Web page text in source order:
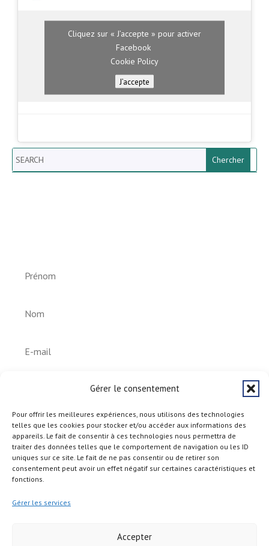
Gérer le consentement
Pour offrir les meilleures expériences, nous utilisons des technologies
telles que les cookies pour stocker et/ou accéder aux informations des
appareils. Le fait de consentir à ces technologies nous permettra de
traiter des données telles que le comportement de navigation ou les ID
uniques sur ce site. Le fait de ne pas consentir ou de retirer son
consentement peut avoir un effet négatif sur certaines caractéristiques et
fonctions.
Gérer les services
Accepter
Cliquez sur « J’accepte » pour activer
Facebook
Cookie Policy
J’accepte
Search
S'abonner